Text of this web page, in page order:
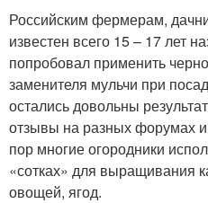
Российским фермерам,
известен всего 15 – 17 лет
попробовал применить
заменителя мульчи при
остались довольны
отзывы на разных форумах и
пор многие огородники
«сотках» для выращивания
овощей, ягод.